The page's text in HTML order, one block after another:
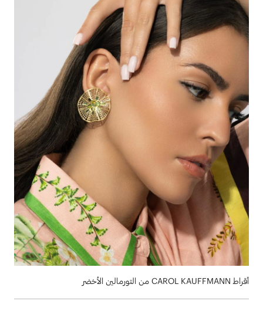
أقراط CAROL KAUFFMANN من التورمالين الأخضر